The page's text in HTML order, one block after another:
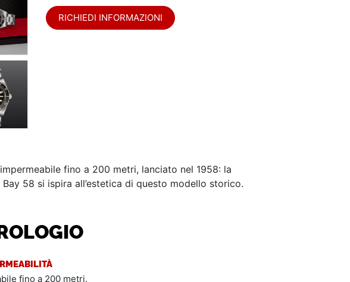
RICHIEDI INFORMAZIONI
fino a 200 metri, lanciato nel 1958: la
58 si ispira all’estetica di questo modello storico.
fino a 200 metri.